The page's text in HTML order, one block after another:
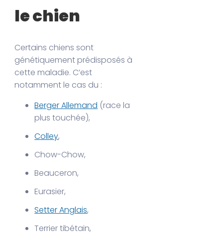
le chien
Certains chiens sont
génétiquement prédisposés à
cette maladie. C’est
notamment le cas du :
Berger Allemand (race la
plus touchée),
Colley,
Chow-Chow,
Beauceron,
Eurasier,
Setter Anglais,
Terrier tibétain,